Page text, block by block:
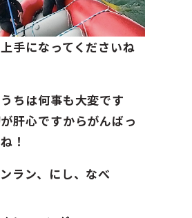
手になってくださいね
ちは何事も大変です
肝心ですからがんばっ
！
ラン、にし、なべ